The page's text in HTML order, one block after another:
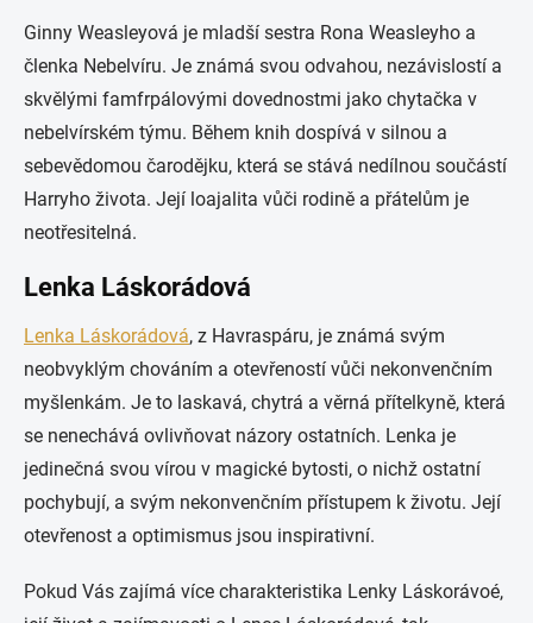
Ginny Weasleyová je mladší sestra Rona Weasleyho a
členka Nebelvíru. Je známá svou odvahou, nezávislostí a
skvělými famfrpálovými dovednostmi jako chytačka v
nebelvírském týmu. Během knih dospívá v silnou a
sebevědomou čarodějku, která se stává nedílnou součástí
Harryho života. Její loajalita vůči rodině a přátelům je
neotřesitelná.
Lenka Láskorádová
Lenka Láskorádová, z Havraspáru, je známá svým
neobvyklým chováním a otevřeností vůči nekonvenčním
myšlenkám. Je to laskavá, chytrá a věrná přítelkyně, která
se nenechává ovlivňovat názory ostatních. Lenka je
jedinečná svou vírou v magické bytosti, o nichž ostatní
pochybují, a svým nekonvenčním přístupem k životu. Její
otevřenost a optimismus jsou inspirativní.
Pokud Vás zajímá více charakteristika Lenky Láskorávoé,